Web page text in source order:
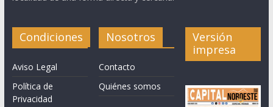
Condiciones
Aviso Legal
Política de
Privacidad
Nosotros
Contacto
Quiénes somos
Versión
impresa